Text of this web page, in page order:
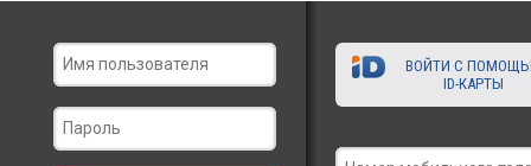
ВОЙТИ С
ID-КАРТЫ